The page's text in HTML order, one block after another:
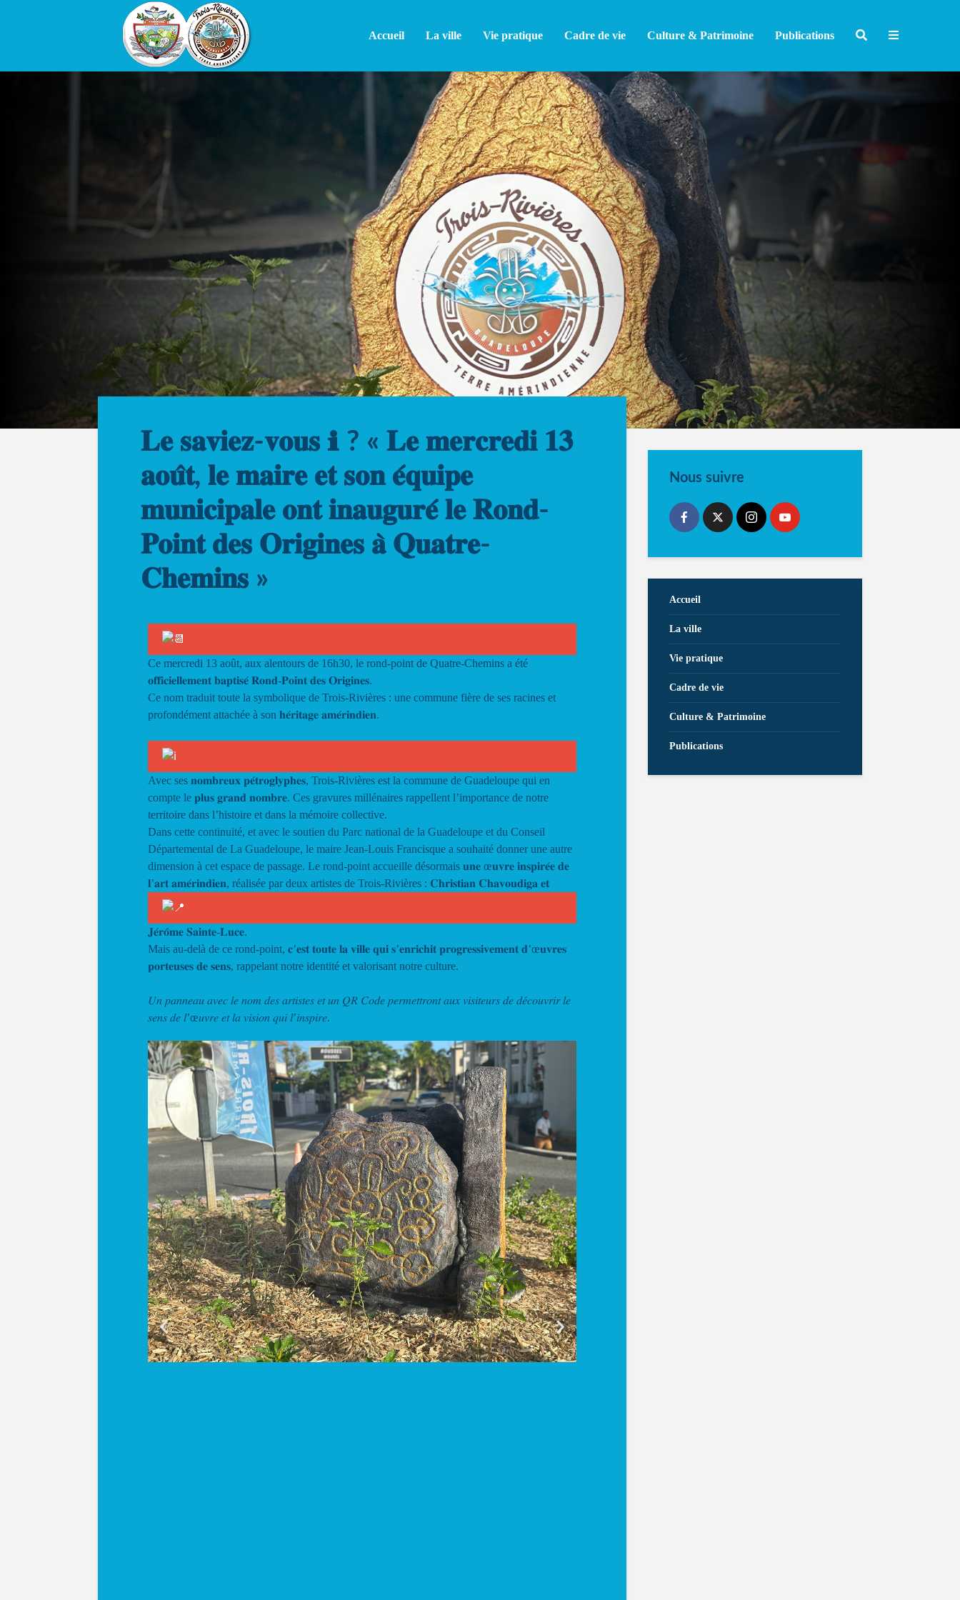
Accueil La ville Vie pratique Cadre de vie Culture & Patrimoine Publications
𝐋𝐞 𝐬𝐚𝐯𝐢𝐞𝐳-𝐯𝐨𝐮𝐬 ℹ ? « 𝐋𝐞 𝐦𝐞𝐫𝐜𝐫𝐞𝐝𝐢 𝟏𝟑
𝐚𝐨𝐮̂𝐭, 𝐥𝐞 𝐦𝐚𝐢𝐫𝐞 𝐞𝐭 𝐬𝐨𝐧 𝐞́𝐪𝐮𝐢𝐩𝐞
𝐦𝐮𝐧𝐢𝐜𝐢𝐩𝐚𝐥𝐞 𝐨𝐧𝐭 𝐢𝐧𝐚𝐮𝐠𝐮𝐫𝐞́ 𝐥𝐞 𝐑𝐨𝐧𝐝-
𝐏𝐨𝐢𝐧𝐭 𝐝𝐞𝐬 𝐎𝐫𝐢𝐠𝐢𝐧𝐞𝐬 𝐚̀ 𝐐𝐮𝐚𝐭𝐫𝐞-
𝐂𝐡𝐞𝐦𝐢𝐧𝐬 »
Ce mercredi 13 août, aux alentours de 16h30, le rond-point de Quatre-Chemins a été
𝐨𝐟𝐟𝐢𝐜𝐢𝐞𝐥𝐥𝐞𝐦𝐞𝐧𝐭 𝐛𝐚𝐩𝐭𝐢𝐬𝐞́ 𝐑𝐨𝐧𝐝-𝐏𝐨𝐢𝐧𝐭 𝐝𝐞𝐬 𝐎𝐫𝐢𝐠𝐢𝐧𝐞𝐬.
Ce nom traduit toute la symbolique de Trois-Rivières : une commune fière de ses racines et
profondément attachée à son 𝐡𝐞́𝐫𝐢𝐭𝐚𝐠𝐞 𝐚𝐦𝐞́𝐫𝐢𝐧𝐝𝐢𝐞𝐧.
Avec ses 𝐧𝐨𝐦𝐛𝐫𝐞𝐮𝐱 𝐩𝐞́𝐭𝐫𝐨𝐠𝐥𝐲𝐩𝐡𝐞𝐬, Trois-Rivières est la commune de Guadeloupe qui en
compte le 𝐩𝐥𝐮𝐬 𝐠𝐫𝐚𝐧𝐝 𝐧𝐨𝐦𝐛𝐫𝐞. Ces gravures millénaires rappellent l’importance de notre
territoire dans l’histoire et dans la mémoire collective.
Dans cette continuité, et avec le soutien du Parc national de la Guadeloupe et du Conseil
Départemental de La Guadeloupe, le maire Jean-Louis Francisque a souhaité donner une autre
dimension à cet espace de passage. Le rond-point accueille désormais 𝐮𝐧𝐞 œ𝐮𝐯𝐫𝐞 𝐢𝐧𝐬𝐩𝐢𝐫𝐞́𝐞 𝐝𝐞
𝐥’𝐚𝐫𝐭 𝐚𝐦𝐞́𝐫𝐢𝐧𝐝𝐢𝐞𝐧, réalisée par deux artistes de Trois-Rivières : 𝐂𝐡𝐫𝐢𝐬𝐭𝐢𝐚𝐧 𝐂𝐡𝐚𝐯𝐨𝐮𝐝𝐢𝐠𝐚 𝐞𝐭
𝐉𝐞́𝐫𝐨̂𝐦𝐞 𝐒𝐚𝐢𝐧𝐭𝐞-𝐋𝐮𝐜𝐞.
Mais au-delà de ce rond-point, 𝐜’𝐞𝐬𝐭 𝐭𝐨𝐮𝐭𝐞 𝐥𝐚 𝐯𝐢𝐥𝐥𝐞 𝐪𝐮𝐢 𝐬’𝐞𝐧𝐫𝐢𝐜𝐡𝐢𝐭 𝐩𝐫𝐨𝐠𝐫𝐞𝐬𝐬𝐢𝐯𝐞𝐦𝐞𝐧𝐭 𝐝’œ𝐮𝐯𝐫𝐞𝐬
𝐩𝐨𝐫𝐭𝐞𝐮𝐬𝐞𝐬 𝐝𝐞 𝐬𝐞𝐧𝐬, rappelant notre identité et valorisant notre culture.
𝑈𝑛 𝑝𝑎𝑛𝑛𝑒𝑎𝑢 𝑎𝑣𝑒𝑐 𝑙𝑒 𝑛𝑜𝑚 𝑑𝑒𝑠 𝑎𝑟𝑡𝑖𝑠𝑡𝑒𝑠 𝑒𝑡 𝑢𝑛 𝑄𝑅 𝐶𝑜𝑑𝑒 𝑝𝑒𝑟𝑚𝑒𝑡𝑡𝑟𝑜𝑛𝑡 𝑎𝑢𝑥 𝑣𝑖𝑠𝑖𝑡𝑒𝑢𝑟𝑠 𝑑𝑒 𝑑𝑒́𝑐𝑜𝑢𝑣𝑟𝑖𝑟 𝑙𝑒
𝑠𝑒𝑛𝑠 𝑑𝑒 𝑙’œ𝑢𝑣𝑟𝑒 𝑒𝑡 𝑙𝑎 𝑣𝑖𝑠𝑖𝑜𝑛 𝑞𝑢𝑖 𝑙’𝑖𝑛𝑠𝑝𝑖𝑟𝑒.
Nous suivre
Accueil
La ville
Vie pratique
Cadre de vie
Culture & Patrimoine
Publications